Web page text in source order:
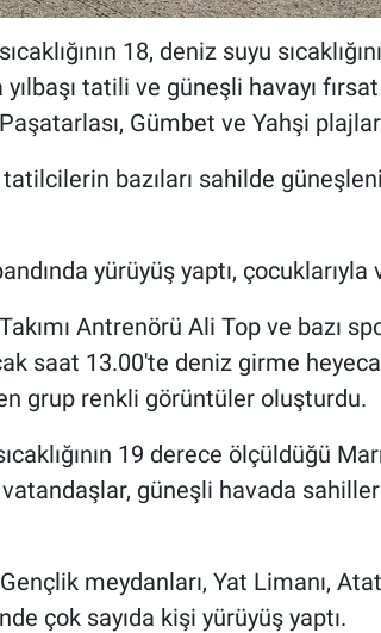
18, deniz suyu
tatili ve güneşli havayı
Gümbet ve Yahşi
bazıları sahilde
yürüyüş yaptı,
Antrenörü Ali Top ve bazı
saat 13.00'te deniz girme
grup renkli görüntüler oluşturdu.
19 derece ölçüldüğü
güneşli havada
meydanları, Yat Limanı,
çok sayıda kişi yürüyüş yaptı.